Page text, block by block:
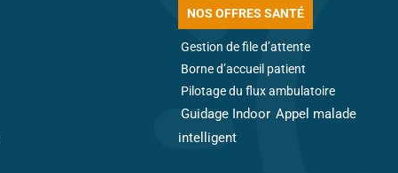
NOS OFFRES SANTÉ
Gestion de file d’attente
Borne d’accueil patient
Pilotage du flux ambulatoire
Guidage Indoor Appel malade
intelligent